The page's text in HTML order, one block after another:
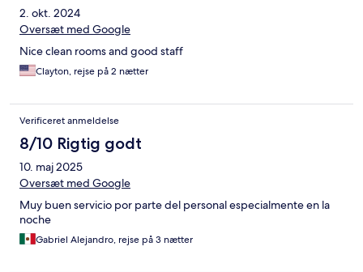
2. okt. 2024
Oversæt med Google
Nice clean rooms and good staff
Clayton, rejse på 2 nætter
Verificeret anmeldelse
8/10 Rigtig godt
10. maj 2025
Oversæt med Google
Muy buen servicio por parte del personal especialmente en la
noche
Gabriel Alejandro, rejse på 3 nætter